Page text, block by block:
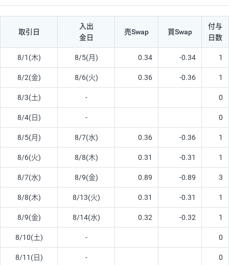
取引日
入出
金日
売Swap 買Swap
付与
日数
8/1(木) 8/5(月) 0.34 -0.34 1
8/2(金) 8/6(火) 0.36 -0.36 1
8/3(土) - 0
8/4(日) - 0
8/5(月) 8/7(水) 0.36 -0.36 1
8/6(火) 8/8(木) 0.31 -0.31 1
8/7(水) 8/9(金) 0.89 -0.89 3
8/8(木) 8/13(火) 0.31 -0.31 1
8/9(金) 8/14(水) 0.32 -0.32 1
8/10(土) - 0
8/11(日) - 0